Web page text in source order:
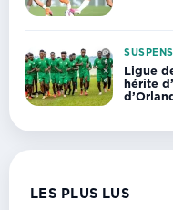
SUSPENS
Ligue
hérite
LES PLUS LUS